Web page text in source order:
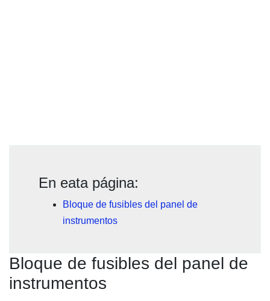
En eata página:
Bloque de fusibles del panel de
instrumentos
Bloque de fusibles del panel de
instrumentos